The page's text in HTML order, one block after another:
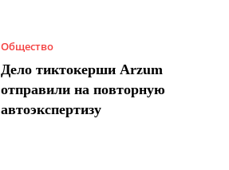
Общество
Дело тиктокерши Arzum
отправили на повторную
автоэкспертизу